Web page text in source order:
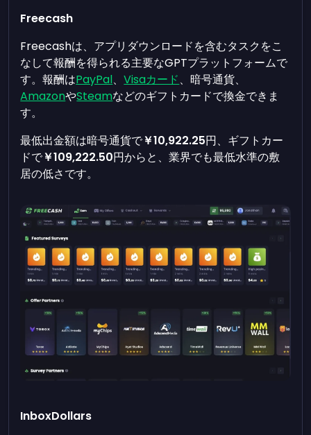
Freecash
Freecashは、アプリダウンロードを含むタスクをこ
なして報酬を得られる主要なGPTプラットフォームで
す。報酬はPayPal、Visaカード、暗号通貨、
AmazonやSteamなどのギフトカードで換金できま
す。
最低出金額は暗号通貨で￥10,922.25円、ギフトカー
ドで￥109,222.50円からと、業界でも最低水準の敷
居の低さです。
InboxDollars